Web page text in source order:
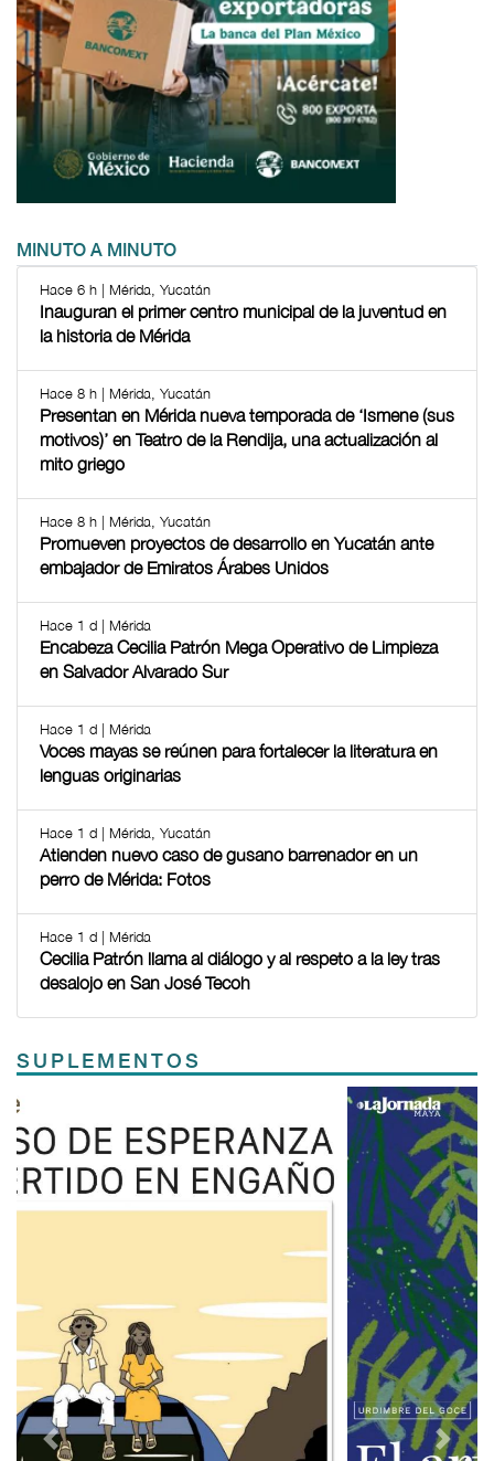
MINUTO A MINUTO
Hace 6 h | Mérida, Yucatán
Inauguran el primer centro municipal de la juventud en
la historia de Mérida
Hace 8 h | Mérida, Yucatán
Presentan en Mérida nueva temporada de ‘Ismene (sus
motivos)’ en Teatro de la Rendija, una actualización al
mito griego
Hace 8 h | Mérida, Yucatán
Promueven proyectos de desarrollo en Yucatán ante
embajador de Emiratos Árabes Unidos
Hace 1 d | Mérida
Encabeza Cecilia Patrón Mega Operativo de Limpieza
en Salvador Alvarado Sur
Hace 1 d | Mérida
Voces mayas se reúnen para fortalecer la literatura en
lenguas originarias
Hace 1 d | Mérida, Yucatán
Atienden nuevo caso de gusano barrenador en un
perro de Mérida: Fotos
Hace 1 d | Mérida
Cecilia Patrón llama al diálogo y al respeto a la ley tras
desalojo en San José Tecoh
SUPLEMENTOS
Previous Next